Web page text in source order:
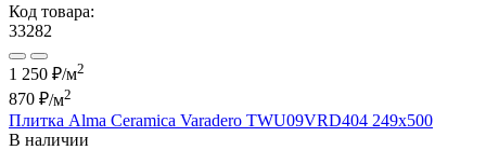
Код товара:
33282
1 250 ₽/м2
870 ₽/м2
Плитка Alma Ceramica Varadero TWU09VRD404 249x500
В наличии